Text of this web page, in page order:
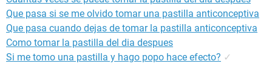
Que pasa si se me olvido tomar una pastilla anticonceptiva
Que pasa cuando dejas de tomar la pastilla anticonceptiva
Como tomar la pastilla del dia despues
Si me tomo una pastilla y hago popo hace efecto? ✓